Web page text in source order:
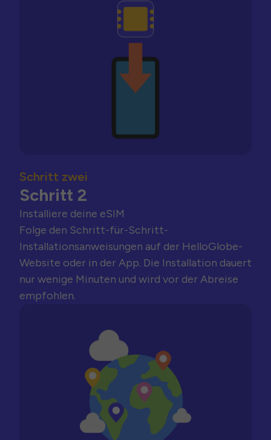
Schritt zwei
Schritt 2
Installiere deine eSIM
Folge den Schritt-für-Schritt-
Installationsanweisungen auf der HelloGlobe-
Website oder in der App. Die Installation dauert
nur wenige Minuten und wird vor der Abreise
empfohlen.